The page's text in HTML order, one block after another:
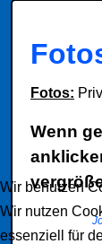
Fotos:
Wenn
Wir benutzen
Wir nutzen
essenziell für